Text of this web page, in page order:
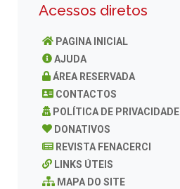
Acessos diretos
PAGINA INICIAL
AJUDA
ÁREA RESERVADA
CONTACTOS
POLÍTICA DE PRIVACIDADE
DONATIVOS
REVISTA FENACERCI
LINKS ÚTEIS
MAPA DO SITE